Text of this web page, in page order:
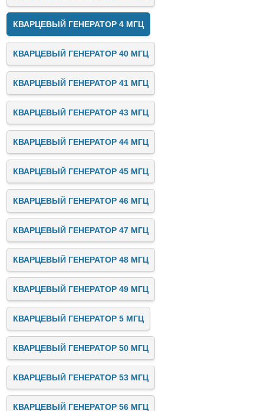
КВАРЦЕВЫЙ ГЕНЕРАТОР 4 МГЦ
КВАРЦЕВЫЙ ГЕНЕРАТОР 40 МГЦ
КВАРЦЕВЫЙ ГЕНЕРАТОР 41 МГЦ
КВАРЦЕВЫЙ ГЕНЕРАТОР 43 МГЦ
КВАРЦЕВЫЙ ГЕНЕРАТОР 44 МГЦ
КВАРЦЕВЫЙ ГЕНЕРАТОР 45 МГЦ
КВАРЦЕВЫЙ ГЕНЕРАТОР 46 МГЦ
КВАРЦЕВЫЙ ГЕНЕРАТОР 47 МГЦ
КВАРЦЕВЫЙ ГЕНЕРАТОР 48 МГЦ
КВАРЦЕВЫЙ ГЕНЕРАТОР 49 МГЦ
КВАРЦЕВЫЙ ГЕНЕРАТОР 5 МГЦ
КВАРЦЕВЫЙ ГЕНЕРАТОР 50 МГЦ
КВАРЦЕВЫЙ ГЕНЕРАТОР 53 МГЦ
КВАРЦЕВЫЙ ГЕНЕРАТОР 56 МГЦ